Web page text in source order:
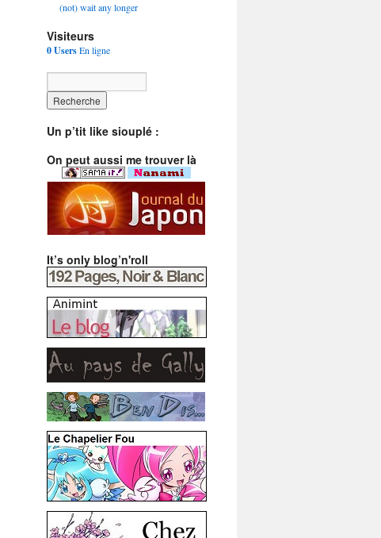
(not) wait any longer
Visiteurs
0 UsersEn ligne
Un p’tit like siouplé :
On peut aussi me trouver là
It’s only blog’n'roll